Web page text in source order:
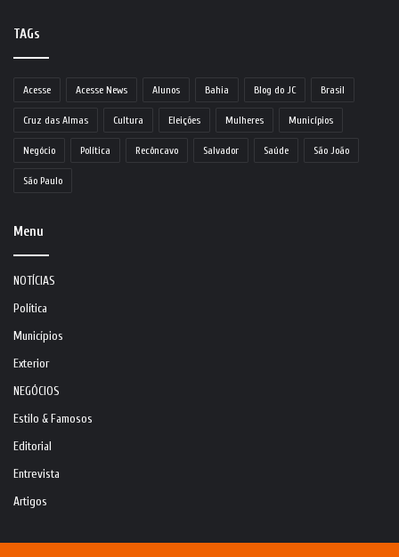
TAGs
Acesse Acesse News Alunos Bahia Blog do JC Brasil
Cruz das Almas Cultura Eleições Mulheres Municípios
Negócio Política Recôncavo Salvador Saúde São João
São Paulo
Menu
NOTÍCIAS
Política
Municípios
Exterior
NEGÓCIOS
Estilo & Famosos
Editorial
Entrevista
Artigos